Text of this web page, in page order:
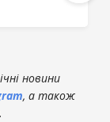
новини
, а також
.